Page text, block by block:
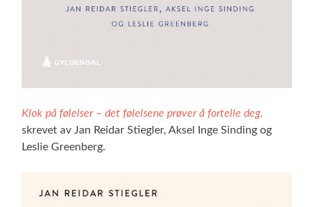
Klok på følelser – det følelsene prøver å fortelle deg,
skrevet av Jan Reidar Stiegler, Aksel Inge Sinding og
Leslie Greenberg.